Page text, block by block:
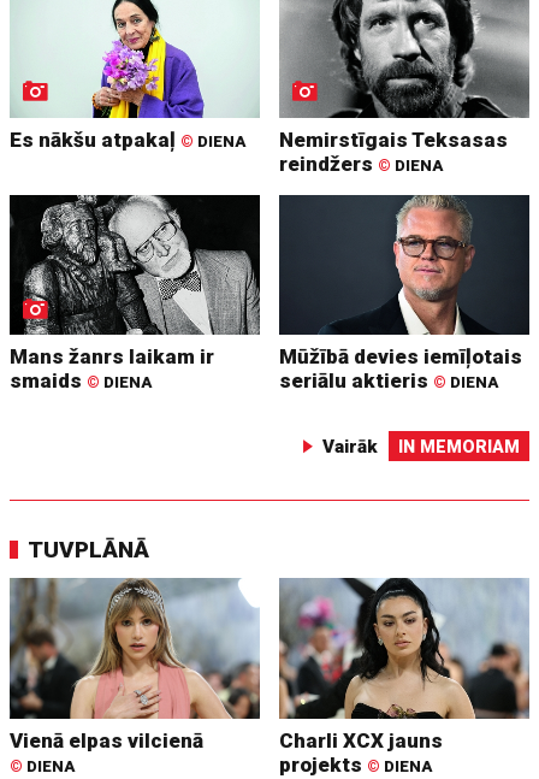
Es nākšu atpakaļ © DIENA
Nemirstīgais Teksasas
reindžers © DIENA
Mans žanrs laikam ir
smaids © DIENA
Mūžībā devies iemīļotais
seriālu aktieris © DIENA
Vairāk IN MEMORIAM
TUVPLĀNĀ
Vienā elpas vilcienā
© DIENA
Charli XCX jauns
projekts © DIENA